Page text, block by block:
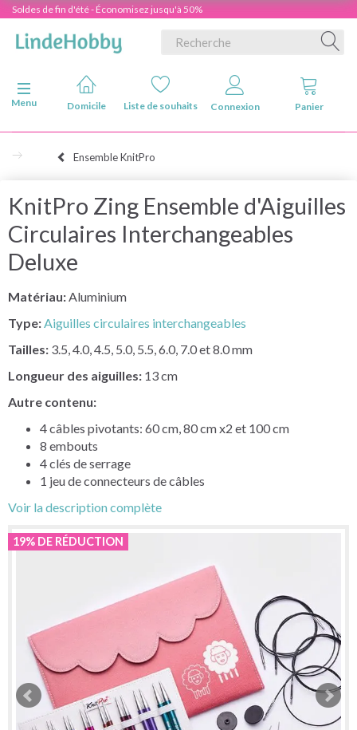
Soldes de fin d'été - Économisez jusqu'à 50%
Basculer la navigation
Menu
Domicile Liste de souhaits Connexion Panier
Ensemble KnitPro
KnitPro Zing Ensemble d'Aiguilles
Circulaires Interchangeables
Deluxe
Matériau: Aluminium
Type: Aiguilles circulaires interchangeables
Tailles: 3.5, 4.0, 4.5, 5.0, 5.5, 6.0, 7.0 et 8.0 mm
Longueur des aiguilles: 13 cm
Autre contenu:
4 câbles pivotants: 60 cm, 80 cm x2 et 100 cm
8 embouts
4 clés de serrage
1 jeu de connecteurs de câbles
Voir la description complète
19% DE RÉDUCTION